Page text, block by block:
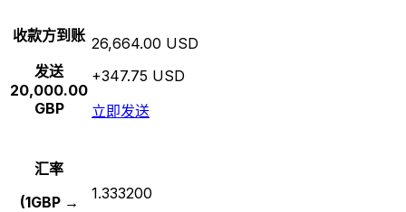
收款方到账
发送
20,000.00
GBP
26,664.00 USD
+347.75 USD
立即发送
汇率
(1GBP →
1.333200